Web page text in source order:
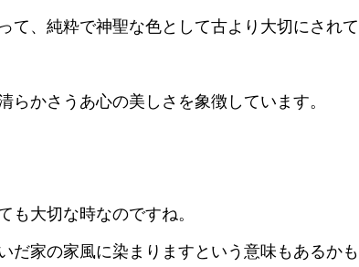
て、純粋で神聖な色として古より大切にされて
かさうあ心の美しさを象徴しています。
も大切な時なのですね。
だ家の家風に染まりますという意味もあるかも